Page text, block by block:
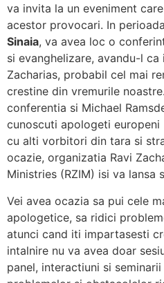
va invita la un eveniment
acestor provocari. In perioada
Sinaia, va avea loc o
si evanghelizare, avandu-l
Zacharias, probabil cel mai
crestine din vremurile
conferentia si Michael
cunoscuti apologeti europeni
cu alti vorbitori din tara si
ocazie, organizatia Ravi
Ministries (RZIM) isi va lansa
Vei avea ocazia sa pui cele
apologetice, sa ridici
atunci cand iti impartasesti
intalnire nu va avea doar
panel, interactiuni si